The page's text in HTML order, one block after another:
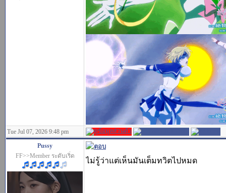
Tue Jul 07, 2026 9:48 pm
Pussy
FF>>Member ระดับเริ่ด
ไม่รู้ว่าแต่เห็นมันเต็มทวิตไปหมด